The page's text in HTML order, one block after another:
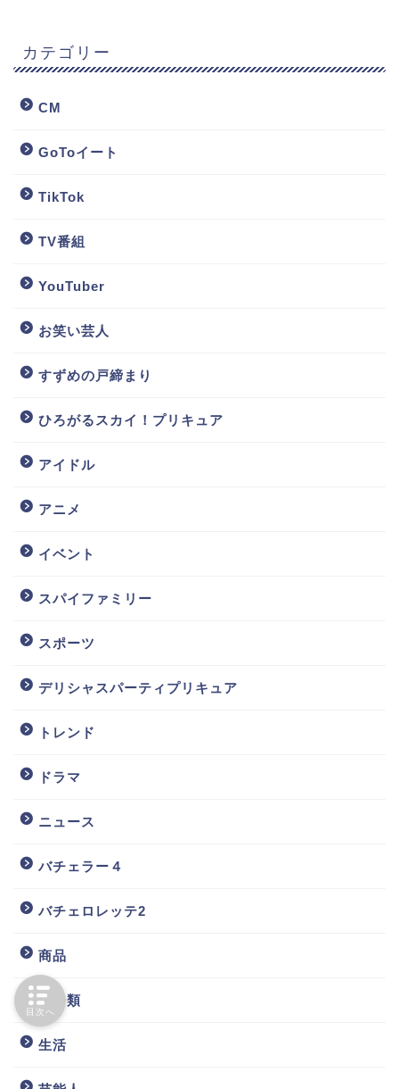
カテゴリー
CM
GoToイート
TikTok
TV番組
YouTuber
お笑い芸人
すずめの戸締まり
ひろがるスカイ！プリキュア
アイドル
アニメ
イベント
スパイファミリー
スポーツ
デリシャスパーティプリキュア
トレンド
ドラマ
ニュース
バチェラー４
バチェロレッテ2
商品
未分類
生活
目次へ